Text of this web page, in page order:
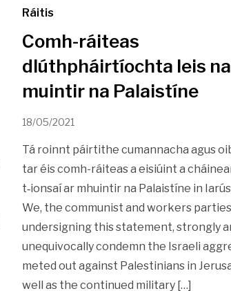
Ráitis
Comh-ráiteas
dlúthpháirtíochta leis na
muintir na Palaistíne
18/05/2021
Tá roinnt páirtithe cumannacha agus
tar éis comh-ráiteas a eisiúint a
t‑ionsaí ar mhuintir na Palaistíne in
We, the communist and workers parties
undersigning this statement, strongly
unequivocally condemn the Israeli
meted out against Palestinians in
well as the continued military […]